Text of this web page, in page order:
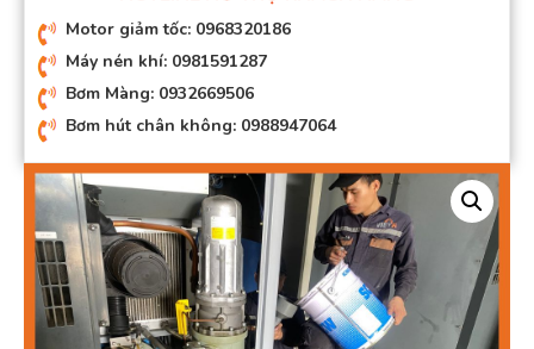
Motor giảm tốc: 0968320186
Máy nén khí: 0981591287
Bơm Màng: 0932669506
Bơm hút chân không: 0988947064